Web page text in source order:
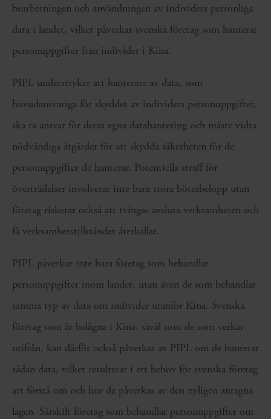
bearbetningen och användningen av individers personliga
data i landet, vilket påverkar svenska företag som hanterar
personuppgifter från individer i Kina.
PIPL understryker att hanterare av data, som
huvudansvariga för skyddet av individers personuppgifter,
ska ta ansvar för deras egna datahantering och måste vidta
nödvändiga åtgärder för att skydda säkerheten för de
personuppgifter de hanterar. Potentiella straff för
överträdelser involverar inte bara stora bötesbelopp utan
företag riskerar också att tvingas avsluta verksamheten och
få verksamhetstillståndet återkallat.
PIPL påverkar inte bara företag som behandlar
personuppgifter inom landet, utan även de som behandlar
samma typ av data om individer utanför Kina. Svenska
företag som är belägna i Kina, såväl som de som verkar
utifrån, kan därför också påverkas av PIPL om de hanterar
sådan data, vilket resulterar i ett behov för svenska företag
att förstå om och hur de påverkas av den nyligen antagna
lagen. Särskilt företag som behandlar personuppgifter om